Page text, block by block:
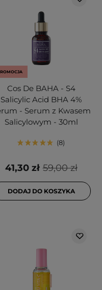
Cos De BAHA - S4
Salicylic Acid BHA 4%
- Serum z Kwasem
Salicylowym - 30ml
8
59,00 zł
41,30 zł
DODAJ DO KOSZYKA